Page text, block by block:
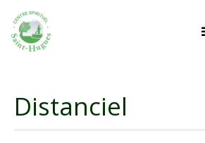
Distanciel